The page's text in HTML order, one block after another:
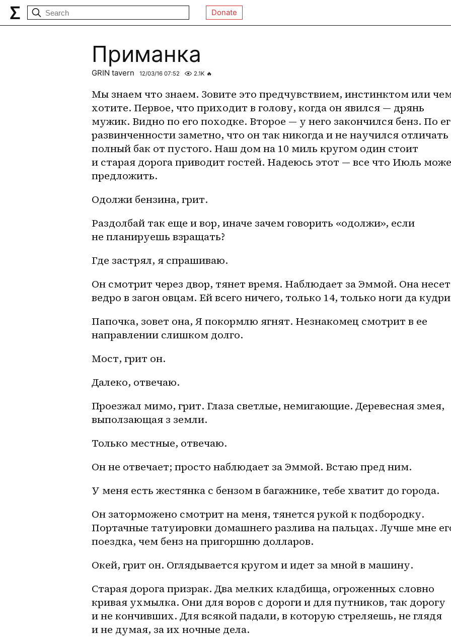
Donate
Приманка
GRIN tavern 12/03/16 07:52 2.1K 🔥
Мы знаем что знаем. Зовите это предчувствием, инстинктом или
хотите. Первое, что приходит в голову, когда он явился — дрянь
мужик. Видно по его походке. Второе — у него закончился бенз. По
развинченности заметно, что он так никогда и не научился отличать
полный бак от пустого. Наш дом на 10 миль кругом один стоит
и старая дорога приводит гостей. Надеюсь этот — все что Июль
предложить.
Одолжи бензина, грит.
Раздолбай так еще и вор, иначе зачем говорить «одолжи», если
не планируешь взращать?
Где застрял, я спрашиваю.
Он смотрит через двор, тянет время. Наблюдает за Эммой. Она несет
ведро в загон овцам. Ей всего ничего, только 14, только ноги да
Папочка, зовет она, Я покормлю ягнят. Незнакомец смотрит в ее
направлении слишком долго.
Мост, грит он.
Далеко, отвечаю.
Проезжал мимо, грит. Глаза светлые, немигающие. Деревесная змея,
выползающая з земли.
Только местные, отвечаю.
Он не отвечает; просто наблюдает за Эммой. Встаю пред ним.
У меня есть жестянка с бензом в багажнике, тебе хватит до города.
Он заторможено смотрит на меня, тянется рукой к подбородку.
Портачные татуировки домашнего разлива на пальцах. Лучше мне
поездка, чем бенз на пригоршню долларов.
Окей, грит он. Оглядывается кругом и идет за мной в машину.
Старая дорога призрак. Два мелких кладбища, огроженных словно
кривая ухмылка. Они для воров с дороги и для путников, так дорогу
и не кончивших. Для всякой падали, в которую стреляешь, не глядя
и не думая, за их ночные дела.